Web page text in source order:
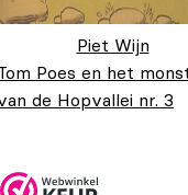
Piet Wijn
Poes en het
de Hopvallei nr. 3